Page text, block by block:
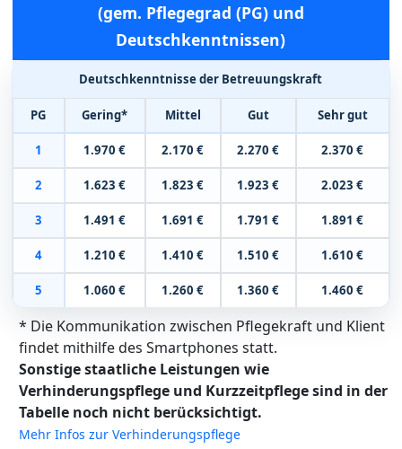
(gem. Pflegegrad (PG) und
Deutschkenntnissen)
Deutschkenntnisse der Betreuungskraft
PG Gering* Mittel Gut Sehr gut
1 1.970 € 2.170 € 2.270 € 2.370 €
2 1.623 € 1.823 € 1.923 € 2.023 €
3 1.491 € 1.691 € 1.791 € 1.891 €
4 1.210 € 1.410 € 1.510 € 1.610 €
5 1.060 € 1.260 € 1.360 € 1.460 €
* Die Kommunikation zwischen Pflegekraft und Klient
findet mithilfe des Smartphones statt.
Sonstige staatliche Leistungen wie
Verhinderungspflege und Kurzzeitpflege sind in der
Tabelle noch nicht berücksichtigt.
Mehr Infos zur Verhinderungspflege